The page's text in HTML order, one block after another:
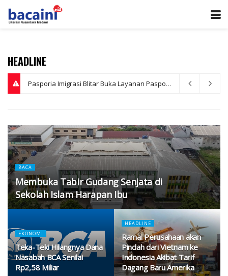
HEADLINE
HUT ke-81 RI di Kota Blitar, Kostum Koboi dan Pelari Kalcer Curi Perhatian
BACA
Membuka Tabir Gudang Senjata di
Sekolah Islam Harapan Ibu
EKONOMI
Teka-Teki Hilangnya Dana
Nasabah BCA Senilai
Rp2,58 Miliar
HEADLINE
Ramai Perusahaan akan
Pindah dari Vietnam ke
Indonesia Akibat Tarif
Dagang Baru Amerika